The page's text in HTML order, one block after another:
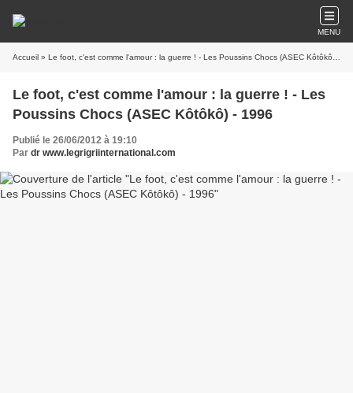
MENU
Accueil » Le foot, c'est comme l'amour : la guerre ! - Les Poussins Chocs (ASEC Kôtôkô) - 1996
Le foot, c'est comme l'amour : la guerre ! - Les
Poussins Chocs (ASEC Kôtôkô) - 1996
Publié le 26/06/2012 à 19:10
Par dr www.legrigriinternational.com